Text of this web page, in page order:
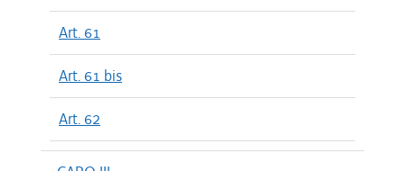
Art. 61
Art. 61 bis
Art. 62